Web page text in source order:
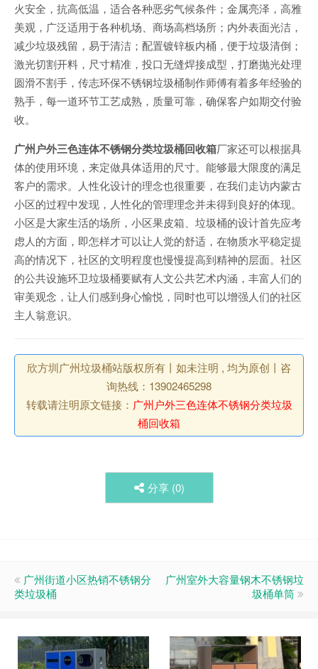
火安全，抗高低温，适合各种恶劣气候条件；金属亮泽，高雅
美观，广泛适用于各种机场、商场高档场所；内外表面光洁，
减少垃圾残留，易于清洁；配置镀锌板内桶，便于垃圾清倒；
激光切割开料，尺寸精准，投口无缝焊接成型，打磨抛光处理
圆滑不割手，传志环保不锈钢垃圾桶制作师傅有着多年经验的
熟手，每一道环节工艺成熟，质量可靠，确保客户如期交付验
收。
广州户外三色连体不锈钢分类垃圾桶回收箱厂家还可以根据具
体的使用环境，来定做具体适用的尺寸。能够最大限度的满足
客户的需求。人性化设计的理念也很重要，在我们走访内蒙古
小区的过程中发现，人性化的管理理念并未得到良好的体现。
小区是大家生活的场所，小区果皮箱、垃圾桶的设计首先应考
虑人的方面，即怎样才可以让人觉的舒适，在物质水平稳定提
高的情况下，社区的文明程度也慢慢提高到精神的层面。社区
的公共设施环卫垃圾桶要赋有人文公共艺术内涵，丰富人们的
审美观念，让人们感到身心愉悦，同时也可以增强人们的社区
主人翁意识。
欣方圳广州垃圾桶站版权所有丨如未注明 , 均为原创丨咨
询热线：13902465298
转载请注明原文链接： 广州户外三色连体不锈钢分类垃圾
桶回收箱
分享 (0)
广州街道小区热销不锈钢分
类垃圾桶
广州室外大容量钢木不锈钢垃
圾桶单筒